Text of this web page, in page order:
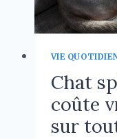
VIE
Chat
coûte
sur